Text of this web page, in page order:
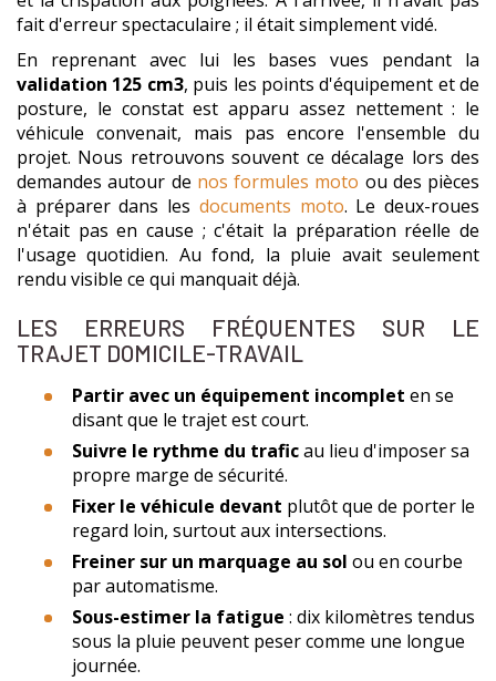
fait d'erreur spectaculaire ; il était simplement vidé.
En reprenant avec lui les bases vues pendant la
validation 125 cm3, puis les points d'équipement et de
posture, le constat est apparu assez nettement : le
véhicule convenait, mais pas encore l'ensemble du
projet. Nous retrouvons souvent ce décalage lors des
demandes autour de nos formules moto ou des pièces
à préparer dans les documents moto. Le deux-roues
n'était pas en cause ; c'était la préparation réelle de
l'usage quotidien. Au fond, la pluie avait seulement
rendu visible ce qui manquait déjà.
LES ERREURS FRÉQUENTES SUR LE
TRAJET DOMICILE-TRAVAIL
Partir avec un équipement incomplet en se
disant que le trajet est court.
Suivre le rythme du traficau lieu d'imposer sa
propre marge de sécurité.
Fixer le véhicule devant plutôt que de porter le
regard loin, surtout aux intersections.
Freiner sur un marquage au sol ou en courbe
par automatisme.
Sous-estimer la fatigue : dix kilomètres tendus
sous la pluie peuvent peser comme une longue
journée.